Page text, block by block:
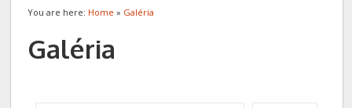
You are here: Home » Galéria
Galéria